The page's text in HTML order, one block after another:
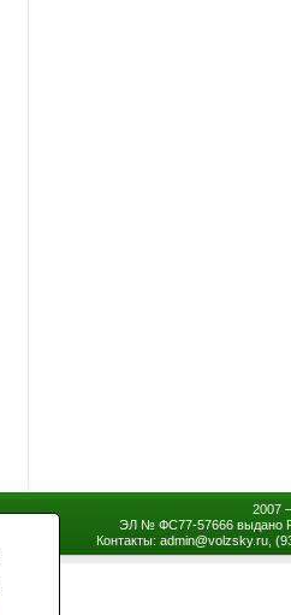
2007
ЭЛ № ФС77-57666 выдано
Контакты: admin@volzsky.ru,